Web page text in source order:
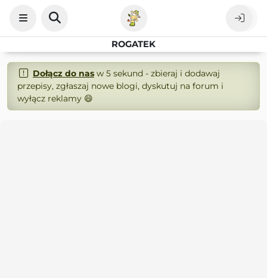
ROGATEK
Dołącz do nasw 5 sekund - zbieraj i dodawaj
przepisy, zgłaszaj nowe blogi, dyskutuj na forum i
wyłącz reklamy 😄